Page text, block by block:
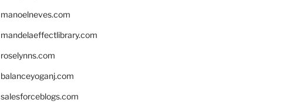
manoelneves.com
mandelaeffectlibrary.com
roselynns.com
balanceyoganj.com
salesforceblogs.com